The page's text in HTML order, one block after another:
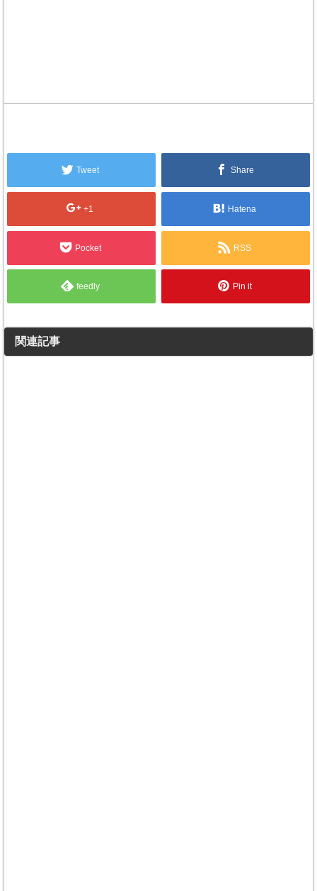
Tweet Share
+1 Hatena
Pocket RSS
feedly Pin it
関連記事